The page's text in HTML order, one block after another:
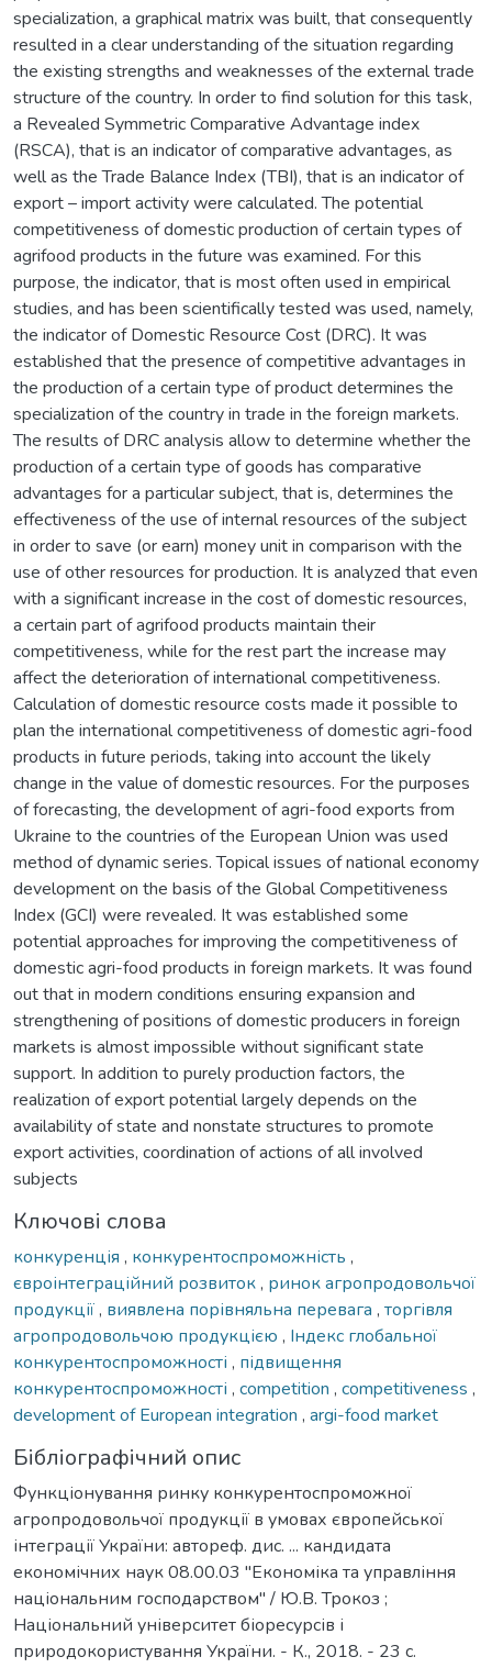
specialization, a graphical matrix was built, that consequently
resulted in a clear understanding of the situation regarding
the existing strengths and weaknesses of the external trade
structure of the country. In order to find solution for this task,
a Revealed Symmetric Comparative Advantage index
(RSCA), that is an indicator of comparative advantages, as
well as the Trade Balance Index (TBI), that is an indicator of
export – import activity were calculated. The potential
competitiveness of domestic production of certain types of
agrifood products in the future was examined. For this
purpose, the indicator, that is most often used in empirical
studies, and has been scientifically tested was used, namely,
the indicator of Domestic Resource Cost (DRC). It was
established that the presence of competitive advantages in
the production of a certain type of product determines the
specialization of the country in trade in the foreign markets.
The results of DRC analysis allow to determine whether the
production of a certain type of goods has comparative
advantages for a particular subject, that is, determines the
effectiveness of the use of internal resources of the subject
in order to save (or earn) money unit in comparison with the
use of other resources for production. It is analyzed that even
with a significant increase in the cost of domestic resources,
a certain part of agrifood products maintain their
competitiveness, while for the rest part the increase may
affect the deterioration of international competitiveness.
Calculation of domestic resource costs made it possible to
plan the international competitiveness of domestic agri-food
products in future periods, taking into account the likely
change in the value of domestic resources. For the purposes
of forecasting, the development of agri-food exports from
Ukraine to the countries of the European Union was used
method of dynamic series. Topical issues of national economy
development on the basis of the Global Competitiveness
Index (GCI) were revealed. It was established some
potential approaches for improving the competitiveness of
domestic agri-food products in foreign markets. It was found
out that in modern conditions ensuring expansion and
strengthening of positions of domestic producers in foreign
markets is almost impossible without significant state
support. In addition to purely production factors, the
realization of export potential largely depends on the
availability of state and nonstate structures to promote
export activities, coordination of actions of all involved
subjects
Ключові слова
конкуренція , конкурентоспроможність ,
євроінтеграційний розвиток, ринок агропродовольчої
продукції, виявлена порівняльна перевага , торгівля
агропродовольчою продукцією , Індекс глобальної
конкурентоспроможності , підвищення
конкурентоспроможності , сompetition , competitiveness ,
development of European integration , argi-food market
Бібліографічний опис
Функціонування ринку конкурентоспроможної
агропродовольчої продукції в умовах європейської
інтеграції України: автореф. дис. ... кандидата
економічних наук 08.00.03 "Економіка та управління
національним господарством" / Ю.В. Трокоз ;
Національний університет біоресурсів і
природокористування України. - К., 2018. - 23 с.